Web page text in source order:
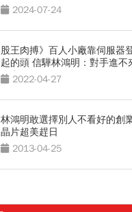
2024-07-24
股王肉搏》百人小廠靠伺服器
起的頭 信驊林鴻明：對手進
全拿！
2022-04-27
林鴻明敢選擇別人不看好的創
晶片超美趕日
2013-04-25